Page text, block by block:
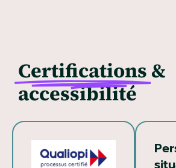
Certifications &
accessibilité